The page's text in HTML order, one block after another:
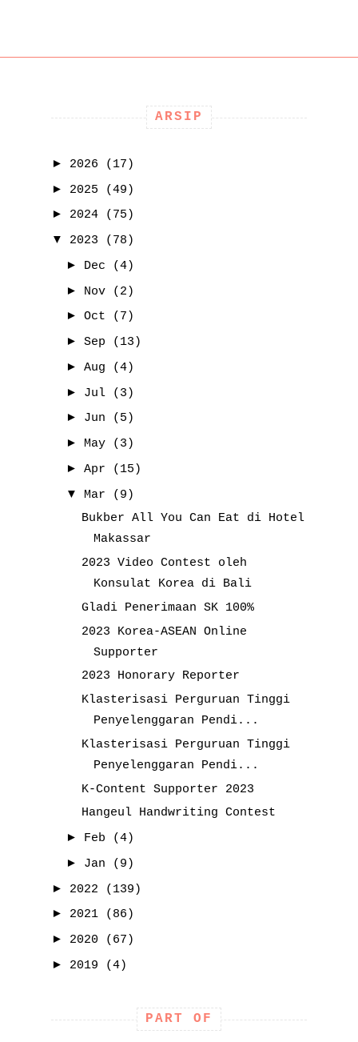
ARSIP
► 2026
(17)
► 2025
(49)
► 2024
(75)
▼
2023
(78)
► Dec
(4)
► Nov
(2)
► Oct
(7)
► Sep
(13)
► Aug
(4)
► Jul
(3)
► Jun
(5)
► May
(3)
► Apr
(15)
▼
Mar
(9)
Bukber All You Can Eat di Hotel
Makassar
2023 Video Contest oleh
Konsulat Korea di Bali
Gladi Penerimaan SK 100%
2023 Korea-ASEAN Online
Supporter
2023 Honorary Reporter
Klasterisasi Perguruan Tinggi
Penyelenggaran Pendi...
Klasterisasi Perguruan Tinggi
Penyelenggaran Pendi...
K-Content Supporter 2023
Hangeul Handwriting Contest
► Feb
(4)
► Jan
(9)
► 2022
(139)
► 2021
(86)
► 2020
(67)
► 2019 (4)
PART OF